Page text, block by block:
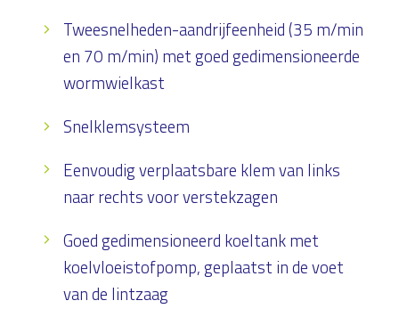
Tweesnelheden-aandrijfeenheid (35 m/min
en 70 m/min) met goed gedimensioneerde
wormwielkast
Snelklemsysteem
Eenvoudig verplaatsbare klem van links
naar rechts voor verstekzagen
Goed gedimensioneerd koeltank met
koelvloeistofpomp, geplaatst in de voet
van de lintzaag